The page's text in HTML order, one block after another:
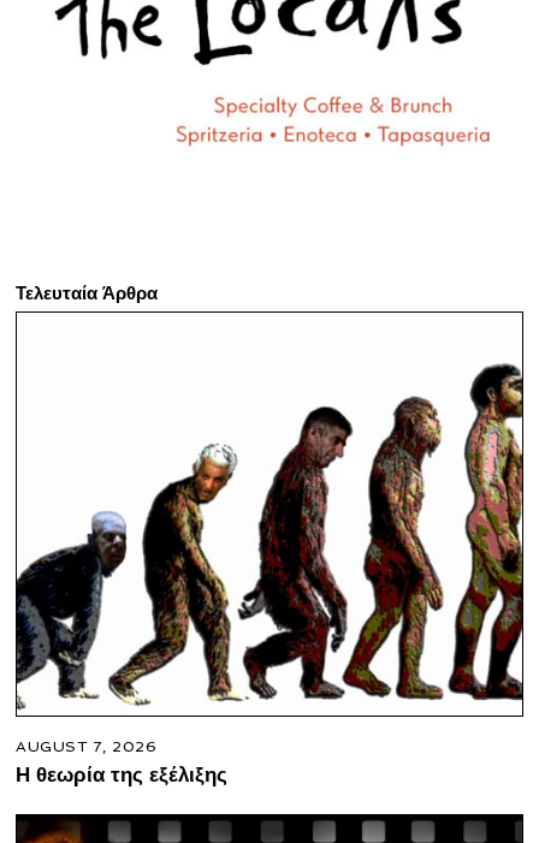
Τελευταία Άρθρα
AUGUST 7, 2026
Η θεωρία της εξέλιξης